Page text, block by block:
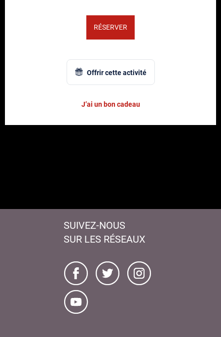
Offrir cette activité
RÉSERVER
J’ai un bon cadeau
SUIVEZ-NOUS
SUR LES RÉSEAUX